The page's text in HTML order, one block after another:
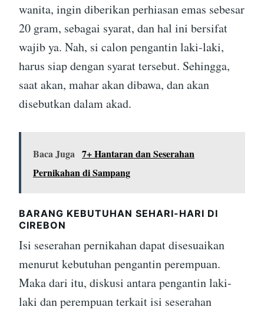
wanita, ingin diberikan perhiasan emas sebesar
20 gram, sebagai syarat, dan hal ini bersifat
wajib ya. Nah, si calon pengantin laki-laki,
harus siap dengan syarat tersebut. Sehingga,
saat akan, mahar akan dibawa, dan akan
disebutkan dalam akad.
Baca Juga 7+ Hantaran dan Seserahan
Pernikahan di Sampang
BARANG KEBUTUHAN SEHARI-HARI DI
CIREBON
Isi seserahan pernikahan dapat disesuaikan
menurut kebutuhan pengantin perempuan.
Maka dari itu, diskusi antara pengantin laki-
laki dan perempuan terkait isi seserahan